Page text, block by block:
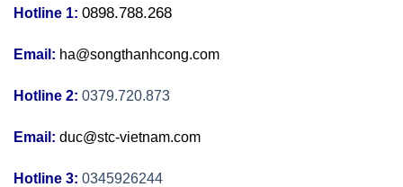
Hotline 1: 0898.788.268
Email: ha@songthanhcong.com
Hotline 2: 0379.720.873
Email: duc@stc-vietnam.com
Hotline 3: 0345926244